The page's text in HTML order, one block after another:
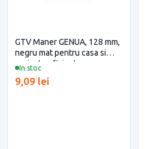
In stoc
GTV Maner GENUA, 128 mm,
negru mat pentru casa si
proiecte eficiente
9,09 lei